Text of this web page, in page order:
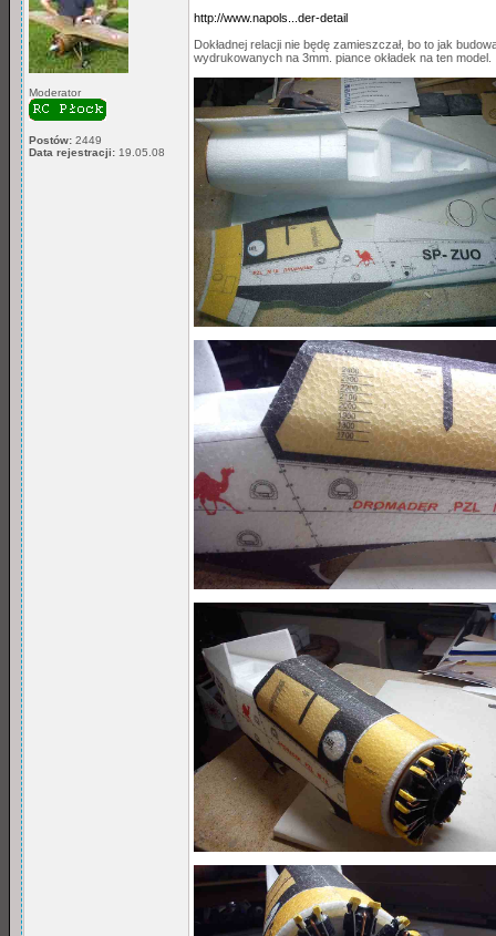
Moderator
Postów: 2449
Data rejestracji: 19.05.08
http://www.napols...der-detail
Dokładnej relacji nie będę zamieszczał, bo to jak
wydrukowanych na 3mm. piance okładek na ten model.